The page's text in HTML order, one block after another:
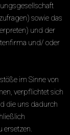
sowie das
und der
und/ oder
im Sinne von
verpflichtet sich
die uns dadurch
ersetzen.